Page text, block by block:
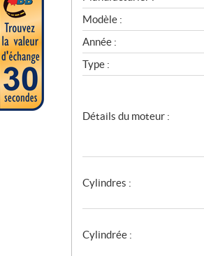
p
é
c
i
f
a
n
Modèle :
Année :
Type :
Détails du moteur :
Cylindres :
Cylindrée :